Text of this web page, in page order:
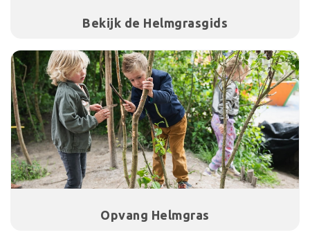
Bekijk de Helmgrasgids
Opvang Helmgras